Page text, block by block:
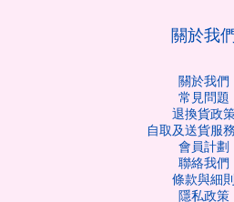
關於我
關於我們
常見問題
退換貨政
自取及送貨服
會員計劃
聯絡我們
條款與細則
隱私政策